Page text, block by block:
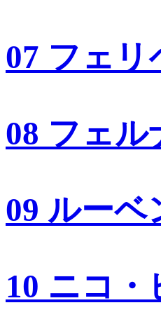
07 フェ
08 フェ
09 ルー
10 ニコ